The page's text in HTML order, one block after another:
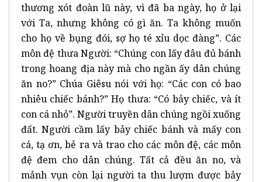
thương xót đoàn lũ này, vì đã ba ngày, họ ở lại
với Ta, nhưng không có gì ăn. Ta không muốn
cho họ về bụng đói, sợ họ té xỉu dọc đàng”. Các
môn đệ thưa Người: “Chúng con lấy đâu đủ bánh
trong hoang địa này mà cho ngần ấy dân chúng
ăn no?” Chúa Giêsu nói với họ: “Các con có bao
nhiêu chiếc bánh?” Họ thưa: “Có bảy chiếc, và ít
con cá nhỏ”. Người truyền dân chúng ngồi xuống
đất. Người cầm lấy bảy chiếc bánh và mấy con
cá, tạ ơn, bẻ ra và trao cho các môn đệ, các môn
đệ đem cho dân chúng. Tất cả đều ăn no, và
mảnh vụn còn lại người ta thu lượm được bảy